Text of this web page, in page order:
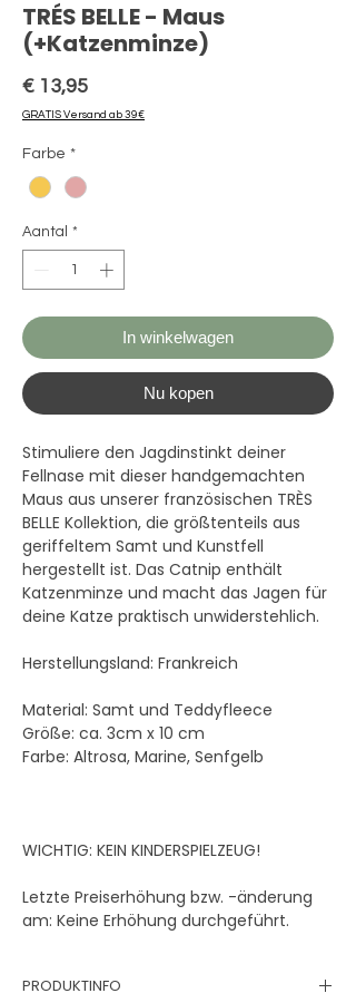
TRÉS BELLE - Maus
(+Katzenminze)
€ 13,95Prijs
GRATIS Versand ab 39€
Farbe *
Aantal *
In winkelwagen
Nu kopen
Stimuliere den Jagdinstinkt deiner
Fellnase mit dieser handgemachten
Maus aus unserer französischen TRÈS
BELLE Kollektion, die größtenteils aus
geriffeltem Samt und Kunstfell
hergestellt ist. Das Catnip enthält
Katzenminze und macht das Jagen für
deine Katze praktisch unwiderstehlich.
Herstellungsland: Frankreich
Material: Samt und Teddyfleece
Größe: ca. 3cm x 10 cm
Farbe: Altrosa, Marine, Senfgelb
WICHTIG: KEIN KINDERSPIELZEUG!
Letzte Preiserhöhung bzw. -änderung
am: Keine Erhöhung durchgeführt.
PRODUKTINFO